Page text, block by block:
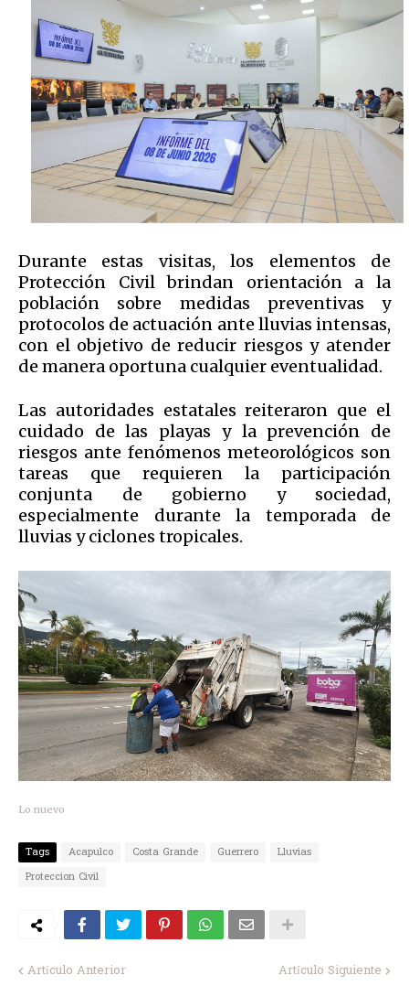
Durante estas visitas, los elementos de
Protección Civil brindan orientación a la
población sobre medidas preventivas y
protocolos de actuación ante lluvias intensas,
con el objetivo de reducir riesgos y atender
de manera oportuna cualquier eventualidad.
Las autoridades estatales reiteraron que el
cuidado de las playas y la prevención de
riesgos ante fenómenos meteorológicos son
tareas que requieren la participación
conjunta de gobierno y sociedad,
especialmente durante la temporada de
lluvias y ciclones tropicales.
Lo nuevo
Tags Acapulco Costa Grande Guerrero
Lluvias
Proteccion Civil
Artículo Anterior Artículo Siguiente